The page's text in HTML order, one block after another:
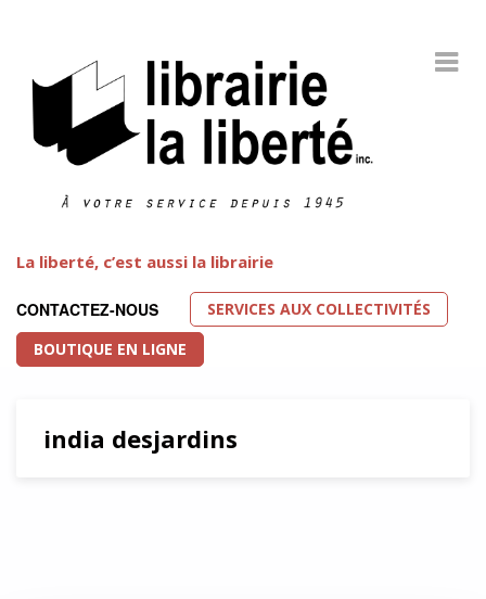
La liberté, c’est aussi la librairie
CONTACTEZ-NOUS
SERVICES AUX COLLECTIVITÉS
BOUTIQUE EN LIGNE
india desjardins